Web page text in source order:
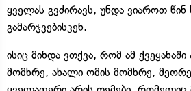
ყველას გვძირავს, უნდა ვიაროთ
გამარჯვებისკენ.
ისიც მინდა ვთქვა, რომ ამ
მომხრე, ახალი ომის მომხრე,